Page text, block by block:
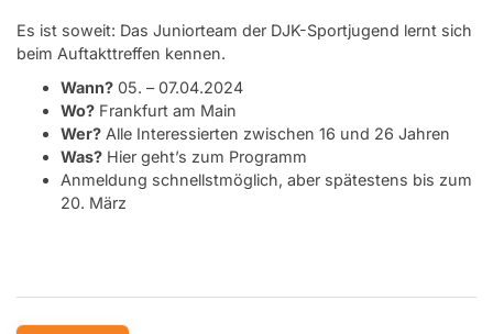
Es ist soweit: Das Juniorteam der DJK-Sportjugend lernt sich
beim Auftakttreffen kennen.
Wann? 05. – 07.04.2024
Wo? Frankfurt am Main
Wer? Alle Interessierten zwischen 16 und 26 Jahren
Was? Hier geht’s zum Programm
Anmeldung schnellstmöglich, aber spätestens bis zum
20. März